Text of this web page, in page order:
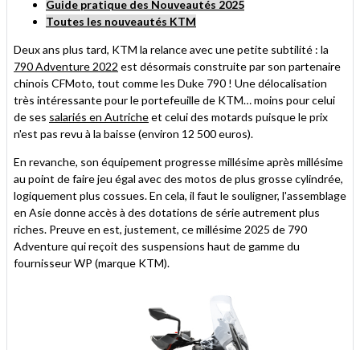
Guide pratique des Nouveautés 2025
Toutes les nouveautés KTM
Deux ans plus tard, KTM la relance avec une petite subtilité : la
790 Adventure 2022 est désormais construite par son partenaire
chinois CFMoto, tout comme les Duke 790 ! Une délocalisation
très intéressante pour le portefeuille de KTM… moins pour celui
de ses salariés en Autricheet celui des motards puisque le prix
n'est pas revu à la baisse (environ 12 500 euros).
En revanche, son équipement progresse millésime après millésime
au point de faire jeu égal avec des motos de plus grosse cylindrée,
logiquement plus cossues. En cela, il faut le souligner, l'assemblage
en Asie donne accès à des dotations de série autrement plus
riches. Preuve en est, justement, ce millésime 2025 de 790
Adventure qui reçoit des suspensions haut de gamme du
fournisseur WP (marque KTM).